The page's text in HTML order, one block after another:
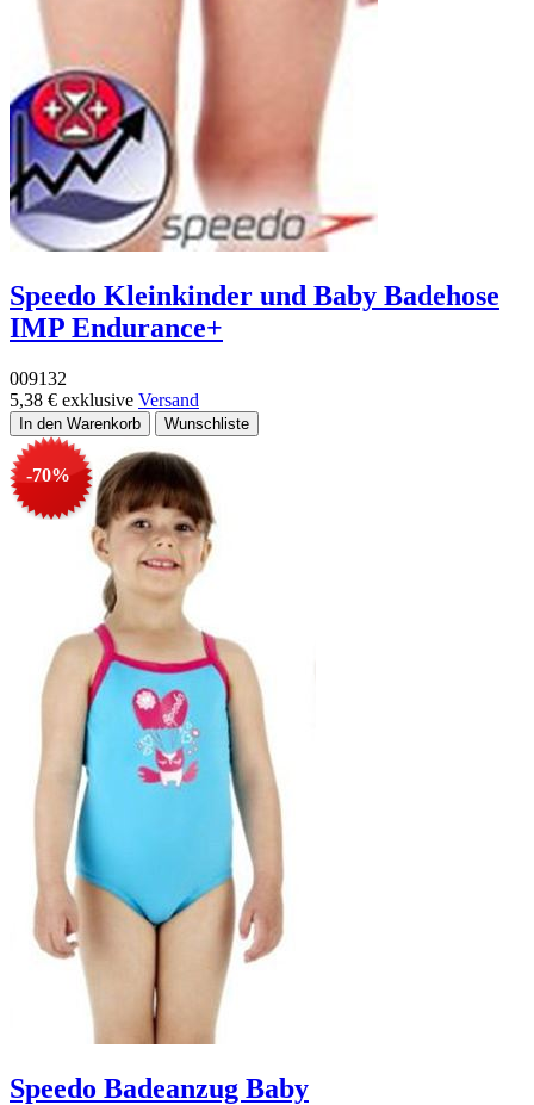
Speedo Kleinkinder und Baby Badehose
IMP Endurance+
009132
5,38 € exklusive Versand
-70%
Speedo Badeanzug Baby